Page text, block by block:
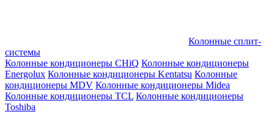
Колонные сплит-
системы
Колонные кондиционеры CHiQ Колонные кондиционеры
Energolux Колонные кондиционеры Kentatsu Колонные
кондиционеры MDV Колонные кондиционеры Midea
Колонные кондиционеры TCL Колонные кондиционеры
Toshiba